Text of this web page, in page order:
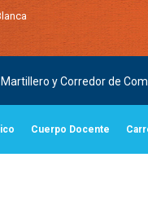
Martillero y Corredor de
Cuerpo Docente